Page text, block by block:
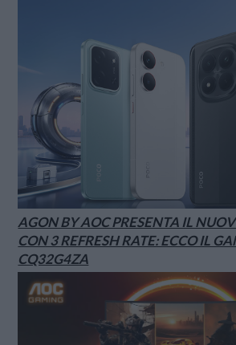
AGON BY AOC PRESENTA IL
CON 3 REFRESH RATE: ECCO IL
CQ32G4ZA